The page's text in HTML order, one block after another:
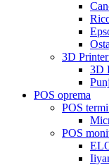
3D
3D
POS oprema
POS
POS